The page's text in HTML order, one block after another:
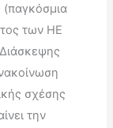
(παγκόσμια
των ΗΕ
σχέσης
την